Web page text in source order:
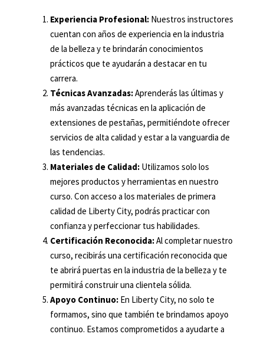
Experiencia Profesional: Nuestros instructores
cuentan con años de experiencia en la industria
de la belleza y te brindarán conocimientos
prácticos que te ayudarán a destacar en tu
carrera.
Técnicas Avanzadas:Aprenderás las últimas y
más avanzadas técnicas en la aplicación de
extensiones de pestañas, permitiéndote ofrecer
servicios de alta calidad y estar a la vanguardia de
las tendencias.
Materiales de Calidad: Utilizamos solo los
mejores productos y herramientas en nuestro
curso. Con acceso a los materiales de primera
calidad de Liberty City, podrás practicar con
confianza y perfeccionar tus habilidades.
Certificación Reconocida:Al completar nuestro
curso, recibirás una certificación reconocida que
te abrirá puertas en la industria de la belleza y te
permitirá construir una clientela sólida.
Apoyo Continuo: En Liberty City, no solo te
formamos, sino que también te brindamos apoyo
continuo. Estamos comprometidos a ayudarte a